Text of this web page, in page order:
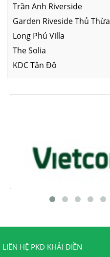
Trần Anh Riverside
Garden Riveside Thủ Thừa
Long Phú Villa
The Solia
KDC Tân Đô
LIÊN HỆ PKD KHẢI ĐIỀN